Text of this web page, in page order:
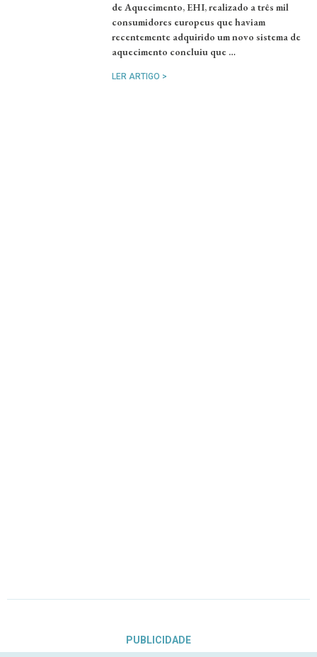
de Aquecimento, EHI, realizado a três mil
consumidores europeus que haviam
recentemente adquirido um novo sistema de
aquecimento concluiu que …
LER ARTIGO >
PUBLICIDADE